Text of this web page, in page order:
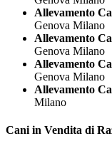
Allevamento
Genova Milano
Allevamento
Genova Milano
Allevamento
Genova Milano
Allevamento
Milano
Cani in Vendita di